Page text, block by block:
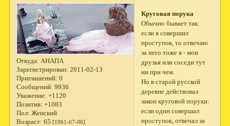
Откуда: АНАПА
Зарегистрирован: 2011-02-13
Приглашений: 0
Сообщений: 9936
Уважение: +1120
Позитив: +1083
Пол: Женский
Возраст: 65 [1961-07-06]
Круговая порука
Обычно бывает так:
если я совершил
проступок, то отвечаю
за него тоже я - мои
друзья или соседи тут
ни при чем.
Но в старой русской
деревне действовал
закон круговой поруки:
если один совершал
проступок, отвечал за